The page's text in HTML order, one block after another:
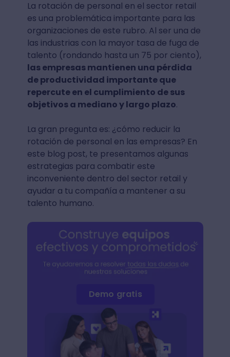
La rotación de personal en el sector retail
es una problemática importante para las
organizaciones de este rubro. Al ser una de
las industrias con la mayor tasa de fuga de
talento (rondando hasta un 75 por ciento),
las empresas mantienen una pérdida
de productividad importante que
repercute en el cumplimiento de sus
objetivos a mediano y largo plazo.
La gran pregunta es: ¿cómo reducir la
rotación de personal en las empresas? En
este blog post, te presentamos algunas
estrategias para combatir este
inconveniente dentro del sector retail y
ayudar a tu compañía a mantener a su
talento humano.
Demo gratis